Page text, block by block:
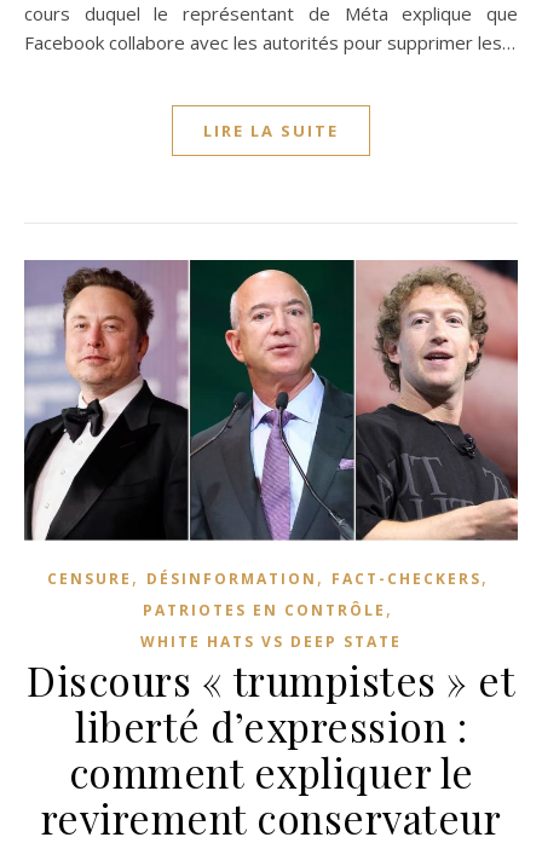
cours duquel le représentant de Méta explique que
Facebook collabore avec les autorités pour supprimer les…
LIRE LA SUITE
CENSURE , DÉSINFORMATION , FACT-CHECKERS,
PATRIOTES EN CONTRÔLE ,
WHITE HATS VS DEEP STATE
Discours « trumpistes » et
liberté d’expression :
comment expliquer le
revirement conservateur